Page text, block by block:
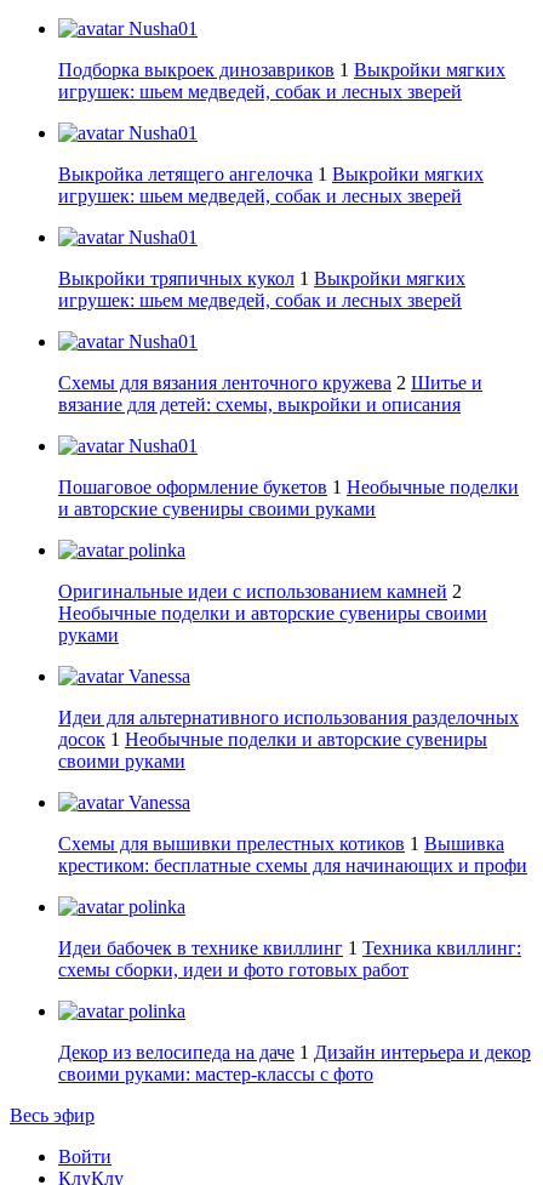
Nusha01
Подборка выкроек динозавриков 1 Выкройки мягких
игрушек: шьем медведей, собак и лесных зверей
Nusha01
Выкройка летящего ангелочка 1 Выкройки мягких
игрушек: шьем медведей, собак и лесных зверей
Nusha01
Выкройки тряпичных кукол 1 Выкройки мягких
игрушек: шьем медведей, собак и лесных зверей
Nusha01
Схемы для вязания ленточного кружева 2 Шитье и
вязание для детей: схемы, выкройки и описания
Nusha01
Пошаговое оформление букетов 1 Необычные поделки
и авторские сувениры своими руками
polinka
Оригинальные идеи с использованием камней 2
Необычные поделки и авторские сувениры своими
руками
Vanessa
Идеи для альтернативного использования разделочных
досок 1 Необычные поделки и авторские сувениры
своими руками
Vanessa
Схемы для вышивки прелестных котиков 1 Вышивка
крестиком: бесплатные схемы для начинающих и профи
polinka
Идеи бабочек в технике квиллинг 1 Техника квиллинг:
схемы сборки, идеи и фото готовых работ
polinka
Декор из велосипеда на даче 1 Дизайн интерьера и декор
своими руками: мастер-классы с фото
Весь эфир
Войти
КлуКлу